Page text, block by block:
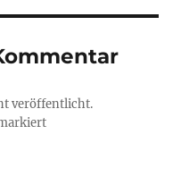
veröffentlicht.